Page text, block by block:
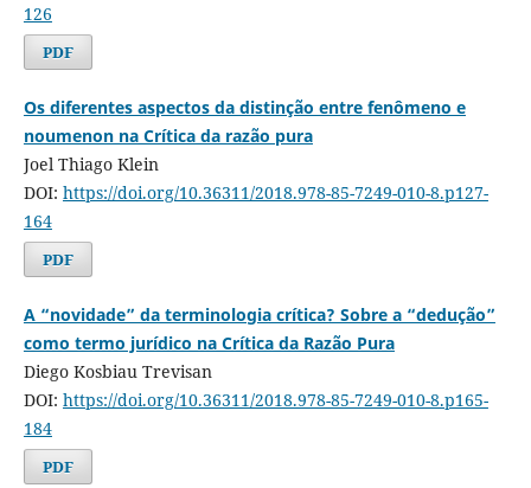
126
PDF
Os diferentes aspectos da distinção entre fenômeno e
noumenon na Crítica da razão pura
Joel Thiago Klein
DOI: https://doi.org/10.36311/2018.978-85-7249-010-8.p127-
164
PDF
A “novidade” da terminologia crítica? Sobre a “dedução”
como termo jurídico na Crítica da Razão Pura
Diego Kosbiau Trevisan
DOI: https://doi.org/10.36311/2018.978-85-7249-010-8.p165-
184
PDF